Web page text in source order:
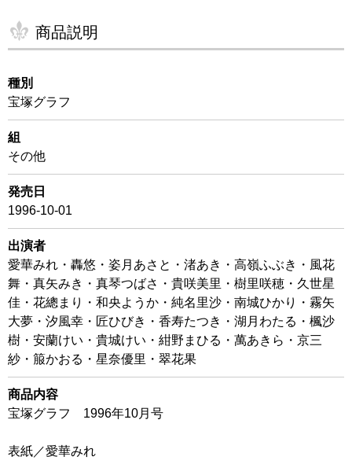
商品説明
種別
宝塚グラフ
組
その他
発売日
1996-10-01
出演者
愛華みれ・轟悠・姿月あさと・渚あき・高嶺ふぶき・風花
舞・真矢みき・真琴つばさ・貴咲美里・樹里咲穂・久世星
佳・花總まり・和央ようか・純名里沙・南城ひかり・霧矢
大夢・汐風幸・匠ひびき・香寿たつき・湖月わたる・楓沙
樹・安蘭けい・貴城けい・紺野まひる・萬あきら・京三
紗・箙かおる・星奈優里・翠花果
商品内容
宝塚グラフ 1996年10月号
表紙／愛華みれ